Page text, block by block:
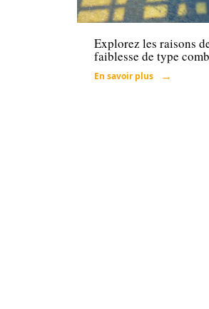
Loisirs
Explorez les raisons
faiblesse de type
En savoir plus